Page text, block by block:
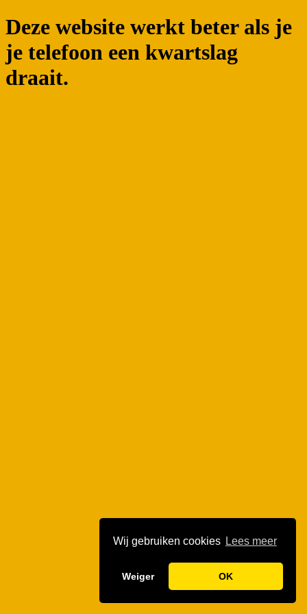
Wij gebruiken cookies Lees meer
Weiger OK
Deze website werkt beter als je
je telefoon een kwartslag
draait.